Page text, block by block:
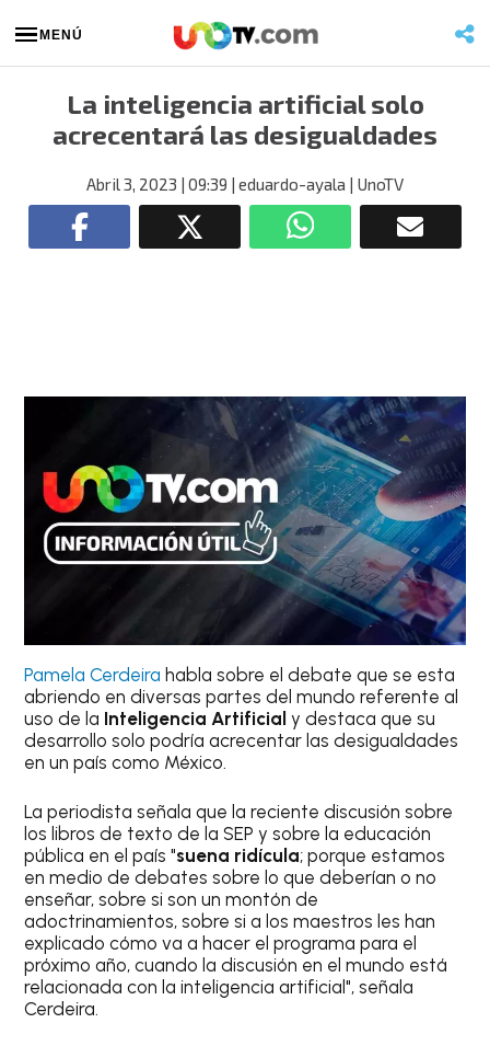
MENÚ
La inteligencia artificial solo
acrecentará las desigualdades
Abril 3, 2023 | 09:39 | eduardo-ayala | UnoTV
Pamela Cerdeira habla sobre el debate que se esta
abriendo en diversas partes del mundo referente al
uso de la Inteligencia Artificial y destaca que su
desarrollo solo podría acrecentar las desigualdades
en un país como México.
La periodista señala que la reciente discusión sobre
los libros de texto de la SEP y sobre la educación
pública en el país "suena ridícula; porque estamos
en medio de debates sobre lo que deberían o no
enseñar, sobre si son un montón de
adoctrinamientos, sobre si a los maestros les han
explicado cómo va a hacer el programa para el
próximo año, cuando la discusión en el mundo está
relacionada con la inteligencia artificial", señala
Cerdeira.